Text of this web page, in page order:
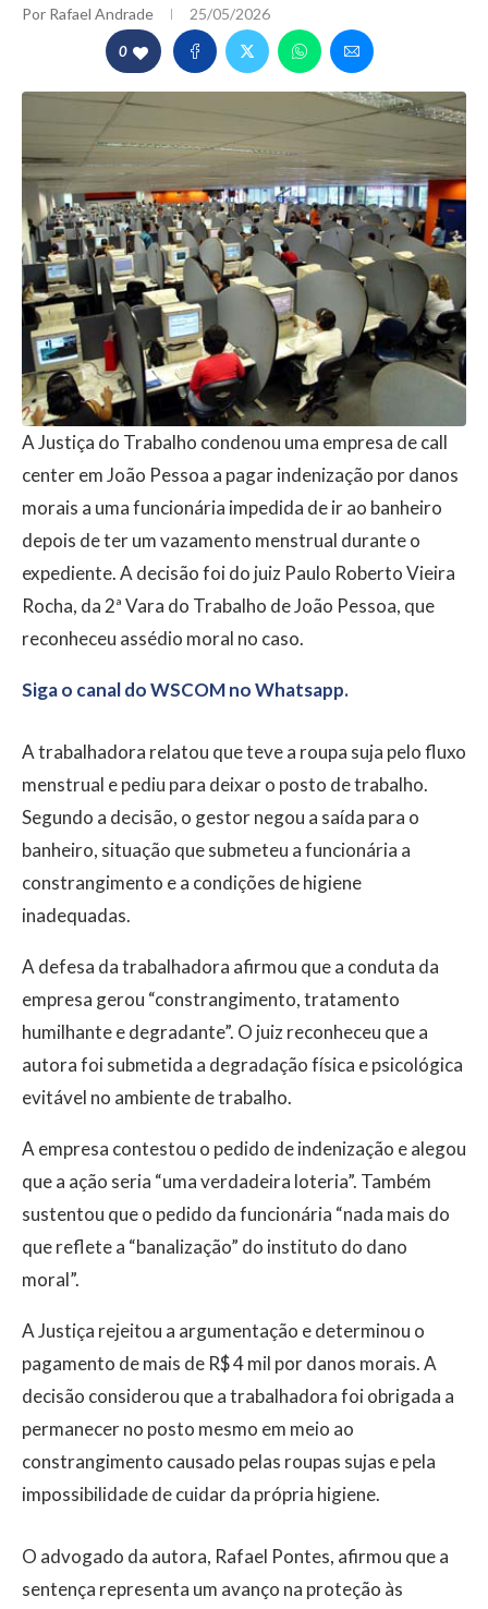
Por Rafael Andrade 25/05/2026
0
A Justiça do Trabalho condenou uma empresa de call
center em João Pessoa a pagar indenização por danos
morais a uma funcionária impedida de ir ao banheiro
depois de ter um vazamento menstrual durante o
expediente. A decisão foi do juiz Paulo Roberto Vieira
Rocha, da 2ª Vara do Trabalho de João Pessoa, que
reconheceu assédio moral no caso.
Siga o canal do WSCOM no Whatsapp.
A trabalhadora relatou que teve a roupa suja pelo fluxo
menstrual e pediu para deixar o posto de trabalho.
Segundo a decisão, o gestor negou a saída para o
banheiro, situação que submeteu a funcionária a
constrangimento e a condições de higiene
inadequadas.
A defesa da trabalhadora afirmou que a conduta da
empresa gerou “constrangimento, tratamento
humilhante e degradante”. O juiz reconheceu que a
autora foi submetida a degradação física e psicológica
evitável no ambiente de trabalho.
A empresa contestou o pedido de indenização e alegou
que a ação seria “uma verdadeira loteria”. Também
sustentou que o pedido da funcionária “nada mais do
que reflete a “banalização” do instituto do dano
moral”.
A Justiça rejeitou a argumentação e determinou o
pagamento de mais de R$ 4 mil por danos morais. A
decisão considerou que a trabalhadora foi obrigada a
permanecer no posto mesmo em meio ao
constrangimento causado pelas roupas sujas e pela
impossibilidade de cuidar da própria higiene.
O advogado da autora, Rafael Pontes, afirmou que a
sentença representa um avanço na proteção às